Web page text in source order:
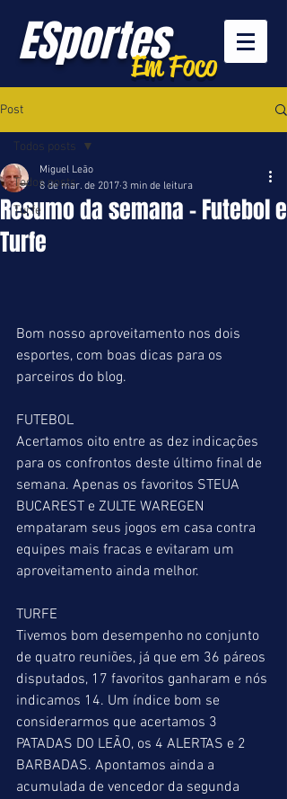
ESportesEm Foco
Post
Todos posts
Turfe
Todos posts
Resumo da semana - Futebol e
Turfe
Miguel Leão
8 de mar. de 2017 3 min de leitura
Bom nosso aproveitamento nos dois
esportes, com boas dicas para os
parceiros do blog.
FUTEBOL
Acertamos oito entre as dez indicações
para os confrontos deste último final de
semana. Apenas os favoritos STEUA
BUCAREST e ZULTE WAREGEN
empataram seus jogos em casa contra
equipes mais fracas e evitaram um
aproveitamento ainda melhor.
TURFE
Tivemos bom desempenho no conjunto
de quatro reuniões, já que em 36 páreos
disputados, 17 favoritos ganharam e nós
indicamos 14. Um índice bom se
considerarmos que acertamos 3
PATADAS DO LEÃO, os 4 ALERTAS e 2
BARBADAS. Apontamos ainda a
acumulada de vencedor da segunda